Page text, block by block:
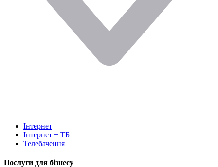
Інтернет
Інтернет + ТБ
Телебачення
Послуги для бізнесу